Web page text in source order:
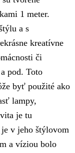
1 meter.
a s
kreatívne
či
pod. Toto
byť použité ako
lampy,
je tu
v jeho štýlovom
a víziou bolo